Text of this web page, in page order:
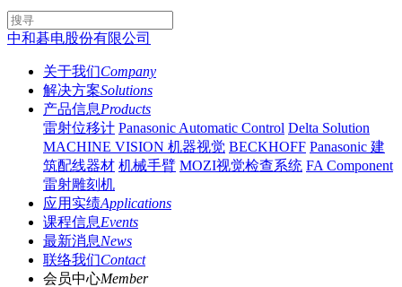
中和碁电股份有限公司
关于我们Company
解决方案Solutions
产品信息Products
雷射位移计 Panasonic Automatic Control Delta Solution
MACHINE VISION 机器视觉 BECKHOFF Panasonic 建
筑配线器材 机械手臂 MOZI视觉检查系统 FA Component
雷射雕刻机
应用实绩Applications
课程信息Events
最新消息News
联络我们Contact
会员中心Member